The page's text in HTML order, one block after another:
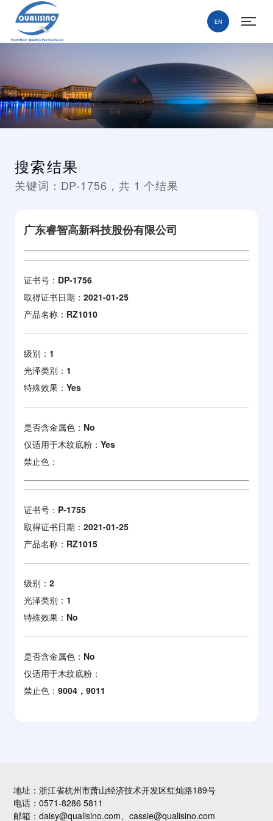
EN
搜索结果
关键词： DP-1756 ，共 1 个结果
广东睿智高新科技股份有限公司
证书号： DP-1756
取得证书日期： 2021-01-25
产品名称： RZ1010
级别： 1
光泽类别： 1
特殊效果： Yes
是否含金属色： No
仅适用于木纹底粉： Yes
禁止色：
证书号： P-1755
取得证书日期： 2021-01-25
产品名称： RZ1015
级别： 2
光泽类别： 1
特殊效果： No
是否含金属色： No
仅适用于木纹底粉：
禁止色： 9004，9011
地址：浙江省杭州市萧山经济技术开发区红灿路189号
电话：0571-8286 5811
邮箱：daisy@qualisino.com、cassie@qualisino.com